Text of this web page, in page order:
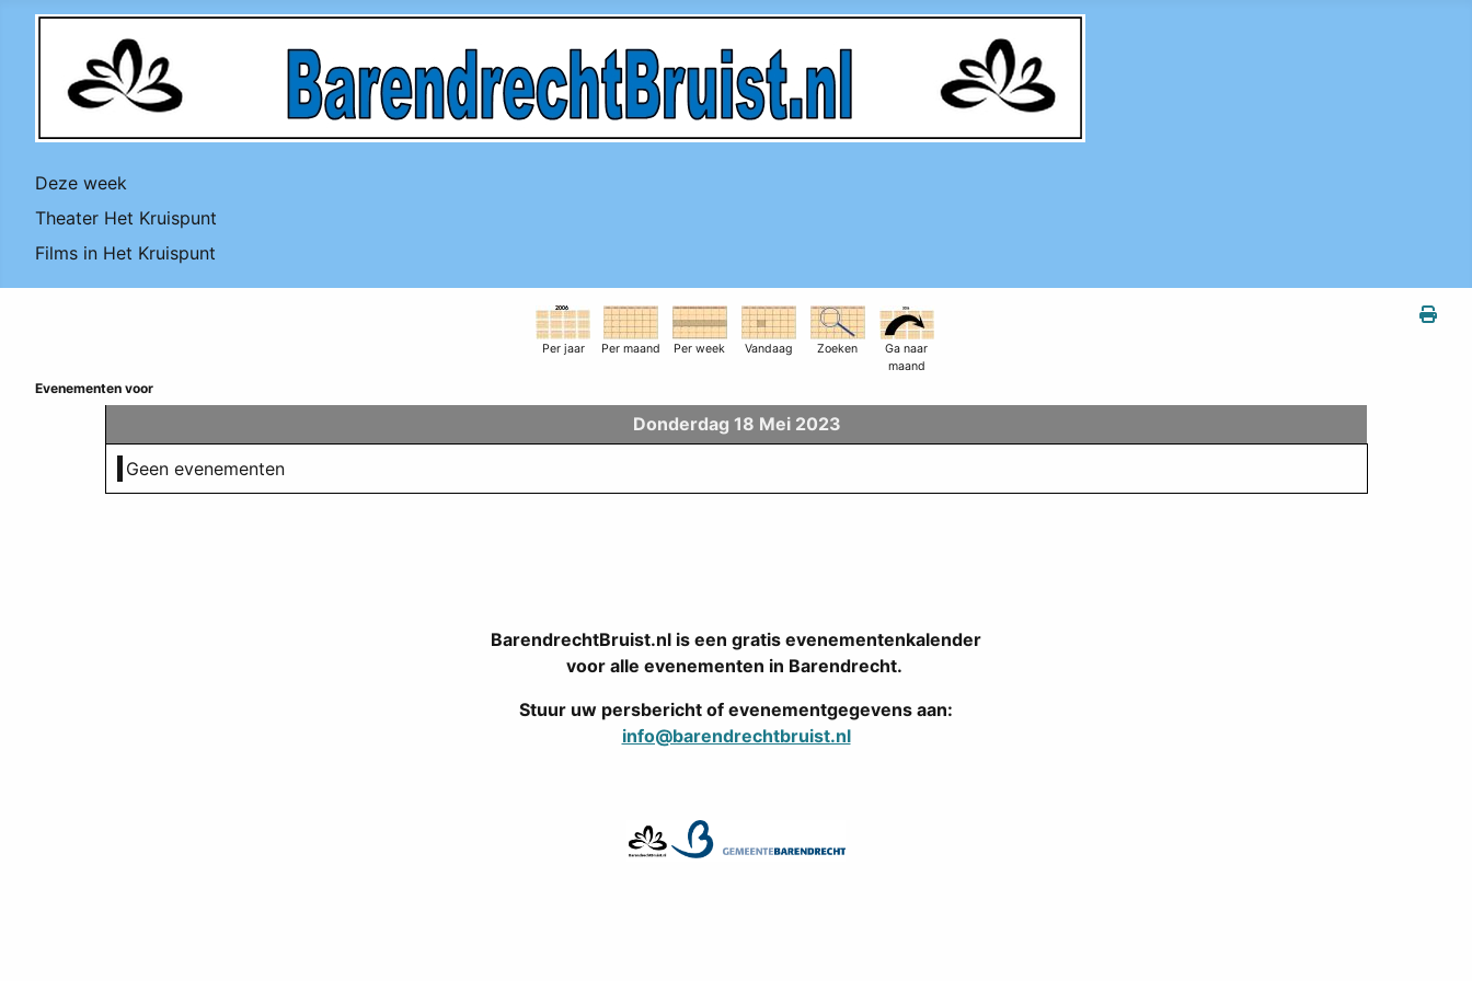
Deze week
Theater Het Kruispunt
Films in Het Kruispunt
Per jaar Per maand Per week Vandaag Zoeken
Ga naar
maand
Evenementen voor
Donderdag 18 Mei 2023
Geen evenementen
BarendrechtBruist.nl is een gratis evenementenkalender
voor alle evenementen in Barendrecht.
Stuur uw persbericht of evenementgegevens aan:
info@barendrechtbruist.nl